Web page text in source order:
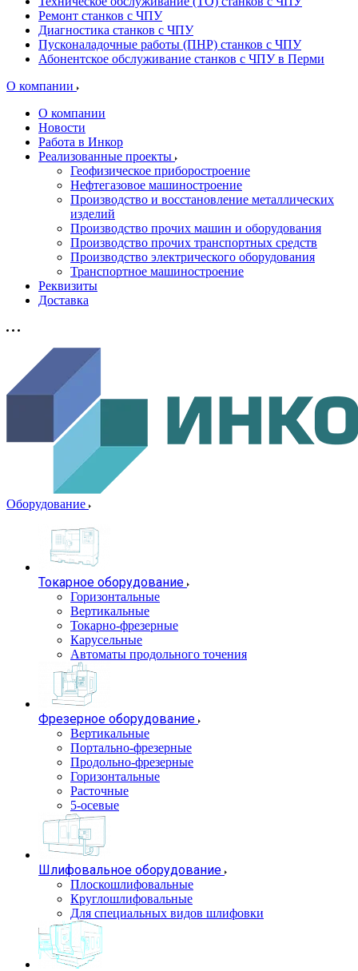
Ремонт станков с ЧПУ
Диагностика станков с ЧПУ
Пусконаладочные работы (ПНР) станков с ЧПУ
Абонентское обслуживание станков с ЧПУ в Перми
О компании
О компании
Новости
Работа в Инкор
Реализованные проекты
Геофизическое приборостроение
Нефтегазовое машиностроение
Производство и восстановление металлических
изделий
Производство прочих машин и оборудования
Производство прочих транспортных средств
Производство электрического оборудования
Транспортное машиностроение
Реквизиты
Доставка
Оборудование
Токарное оборудование
Горизонтальные
Вертикальные
Токарно-фрезерные
Карусельные
Автоматы продольного точения
Фрезерное оборудование
Вертикальные
Портально-фрезерные
Продольно-фрезерные
Горизонтальные
Расточные
5-осевые
Шлифовальное оборудование
Плоскошлифовальные
Круглошлифовальные
Для специальных видов шлифовки